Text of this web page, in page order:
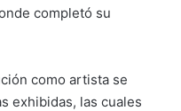
completó su
como artista se
exhibidas, las cuales